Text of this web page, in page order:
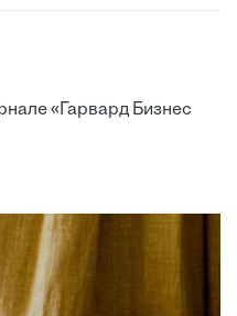
«Гарвард Бизнес